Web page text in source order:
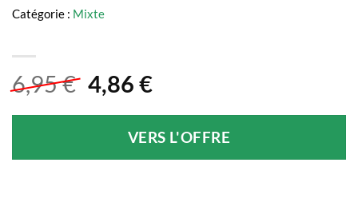
6,95€ Le
initial
était :
4,86 €Le
actuel
est :
VERS L'OFFRE
Catégorie : Mixte